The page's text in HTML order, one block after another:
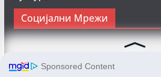
Социјални Мрежи